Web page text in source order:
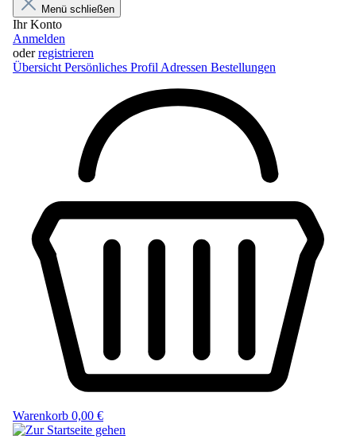
Menü schließen
Ihr Konto
Anmelden
oderregistrieren
Übersicht Persönliches Profil Adressen Bestellungen
Warenkorb 0,00 €